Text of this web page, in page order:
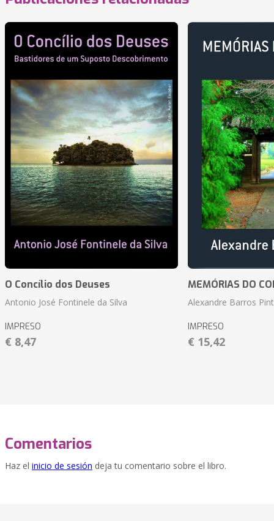
O Concílio dos Deuses
Antonio José Fontinele da Silva
IMPRESO
€ 8,47
MEMÓRIAS DO
Alexandre Barros
IMPRESO
€ 15,42
Comentarios
Haz el inicio de sesión deja tu comentario sobre el libro.